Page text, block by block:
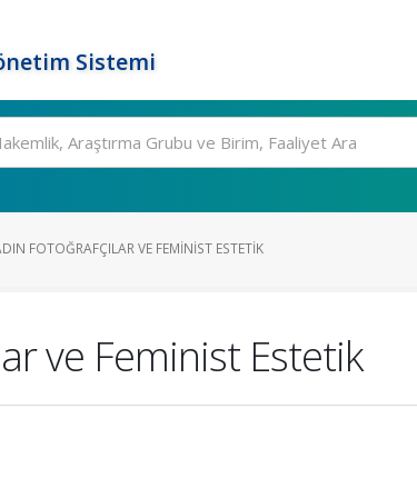
Sistemi
FOTOĞRAFÇILAR VE FEMINIST ESTETIK
ve Feminist Estetik